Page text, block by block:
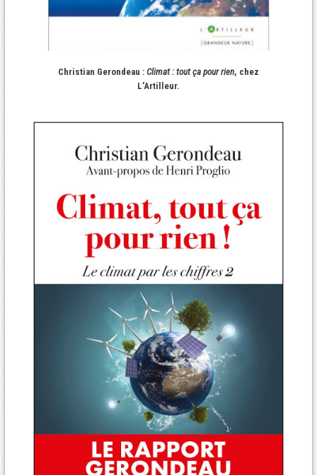
Christian Gerondeau : Climat : tout ça pour rien, chez
L’Artilleur.